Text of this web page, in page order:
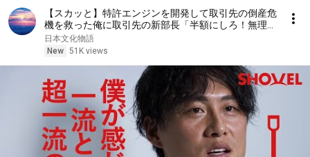
【スカッと】特許エンジンを開発して取引先の倒産危
機を救った俺に取引先の新部長「半額にしろ！無理な
ら中国製を買う」1週間後、部長から鬼電→俺「お宅
の競合と5倍で独占契約済みです」
日本文化物語
New 51K views